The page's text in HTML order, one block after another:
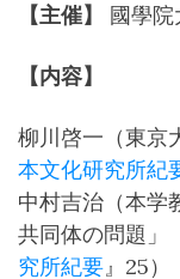
【主催】 國學
【内容】
柳川啓一（東京
本文化研究所紀
中村吉治（本学
共同体の問題」
究所紀要』25）